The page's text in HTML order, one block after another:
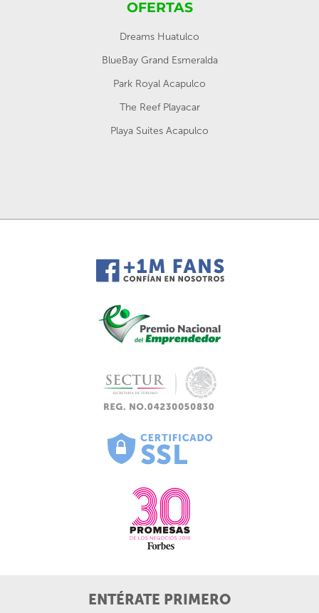
OFERTAS
Dreams Huatulco
BlueBay Grand Esmeralda
Park Royal Acapulco
The Reef Playacar
Playa Suites Acapulco
ENTÉRATE PRIMERO